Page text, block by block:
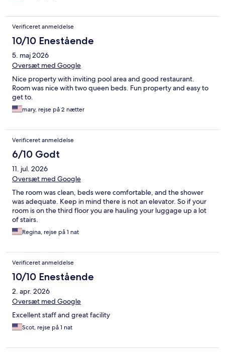
Verificeret anmeldelse
10/10 Enestående
5. maj 2026
Oversæt med Google
Nice property with inviting pool area and good restaurant.
Room was nice with two queen beds. Fun property and easy to
get to.
mary, rejse på 2 nætter
Verificeret anmeldelse
6/10 Godt
11. jul. 2026
Oversæt med Google
The room was clean, beds were comfortable, and the shower
was adequate. Keep in mind there is not an elevator. So if your
room is on the third floor you are hauling your luggage up a lot
of stairs.
Regina, rejse på 1 nat
Verificeret anmeldelse
10/10 Enestående
2. apr. 2026
Oversæt med Google
Excellent staff and great facility
Scot, rejse på 1 nat